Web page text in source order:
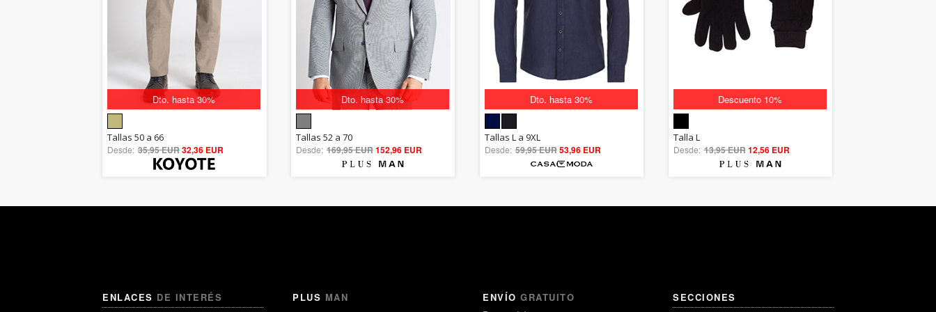
Dto. hasta 30%
5.00
out of 5
Tallas 50 a 66
Desde: 35,95 EUR32,36 EUR
Dto. hasta 30%
5.00
out of 5
Tallas 52 a 70
Desde: 169,95 EUR152,96 EUR
Dto. hasta 30%
5.00
out of 5
Tallas L a 9XL
Desde: 59,95 EUR53,96 EUR
Descuento 10%
out of 5
Talla L
Desde: 13,95 EUR12,56 EUR
ENLACES DE INTERÉS PLUS MAN
ENVÍO GRATUITO
SECCIONES